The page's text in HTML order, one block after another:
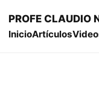
PROFE CLAUDIO
InicioArtículos